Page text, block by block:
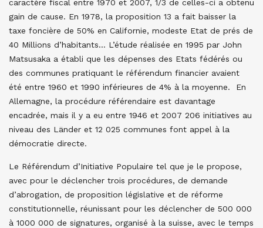
caractère fiscal entre 1970 et 2007, 1/3 de celles-ci a obtenu
gain de cause. En 1978, la proposition 13 a fait baisser la
taxe foncière de 50% en Californie, modeste Etat de prés de
40 Millions d’habitants… L’étude réalisée en 1995 par John
Matsusaka a établi que les dépenses des Etats fédérés ou
des communes pratiquant le référendum financier avaient
été entre 1960 et 1990 inférieures de 4% à la moyenne. En
Allemagne, la procédure référendaire est davantage
encadrée, mais il y a eu entre 1946 et 2007 206 initiatives au
niveau des Länder et 12 025 communes font appel à la
démocratie directe.
Le Référendum d’Initiative Populaire tel que je le propose,
avec pour le déclencher trois procédures, de demande
d’abrogation, de proposition législative et de réforme
constitutionnelle, réunissant pour les déclencher de 500 000
à 1000 000 de signatures, organisé à la suisse, avec le temps